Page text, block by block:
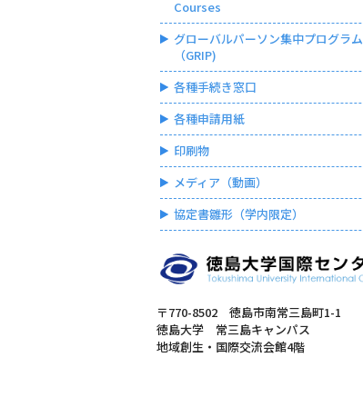
Courses
グローバルパーソン集中プログラム
（GRIP)
各種手続き窓口
各種申請用紙
印刷物
メディア（動画）
協定書雛形（学内限定）
〒770-8502 徳島市南常三島町1-1
徳島大学 常三島キャンパス
地域創生・国際交流会館4階